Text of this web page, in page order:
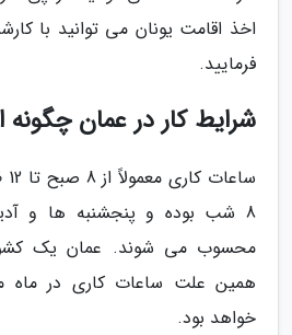
اخذ اقامت یونان می توانید با
فرمایید.
شرایط کار در عمان
8 شب بوده و پنجشنبه ها و
محسوب می شوند. عمان یک
همین علت ساعات کاری در ماه
خواهد بود.